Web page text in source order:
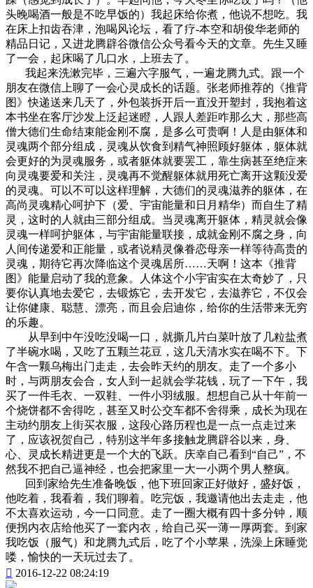
头晚喝酒一般是不吃早饭的）我起床给你煮，他说不想吃。我
在床上扣齿吞津，泡喝风论坛，看了疗-本空和胡俊华老师的
精品日记，又进龙腾辟谷微信公众号看今天的文章。先生又睡
了一会，起床喝了几口水，上班去了。
我起来洗漱完毕，三遍六字服气，一遍龙腾九式。跟一个
朋友在微信上聊了一会心灵成长的话题。张老师推荐的《推背
图》快递送来几天了，外包装拆开后一直没开塑封，我抱着这
本书坐在客厅沙发上泛起迷瞪，人跟人差距咋那么大，那些高
僧大德们生命结束能金刚不腐，是多么可贵啊！人是由躯体和
灵魂两个部分组成，灵魂从饮食到精气神照顾好躯体，躯体就
会更好的为灵魂服务，或者躯体就要罢工，靠生病甚至绝症来
向灵魂要爱和关注，灵魂再不觉醒躯体就用死亡离开这颗没爱
的灵魂。可以不可以这样理解，大德们的灵魂滋养的躯体，在
高尚灵魂精心呵护下（爱、宇宙能量和日月精华）而自生了精
灵，这时的人就由三部分组成。当灵魂离开躯体，精灵就会像
灵魂一样呵护躯体，与宇宙能量联接，成就金刚不腐之身，向
人间传递爱和正能量，或者说精灵像眷恋母亲一样等待高贵的
灵魂，期待它再次降临这个灵魂居所……天啊！这本《推背
图》能量启动了我的意象。人体这个小宇宙实在太奇妙了，只
要你认真地去爱它，去锻炼它，去开发它，去滋养它，不仅会
让你健康、聪慧、漂亮，而且会启迪你，给你的生活带来无穷
的乐趣。
从早到中午没吃没喝一口，就撕几片白菜叶放了几粒盐煮
了半碗水喝，又吃了五颗兰花豆，这几天清水实在喝不下。下
午含一颗乌梅出门走走，去会昨天约的朋友。走了一个多小
时，与两朋友会合，女人到一起就会学花钱，玩了一下午，我
买了一件毛衣、一双鞋、一件小羽绒服。想想自己从十年前一
个烧饼都不舍得吃，甚至又时公交车都不舍得乘，成长为现在
主动约朋友上街买衣服，这段心路历程也是一点一点走过来
了，应该祝贺自己，特别这半年多接触龙腾辟谷以来，身、
心、灵成长精进更是一个大的飞跃。庆幸自己看到“自己”，不
然我不把自己逼神经，也会把家里一大一小两个男人整疯。
回到家给先生准备晚饭，他下班回家正好做好，盛好饭，
他吃着，我看着，我们聊着。吃完饭，我邀请他出去走走，他
不太喜欢运动，今一口同意。走了一圈大概有四十多分钟，顺
便拐内衣店给他买了一套内衣，给自己买一薄一厚两套。到家
我吃饭（服气）和龙腾九式后，吃了个小苹果，洗澡上床睡觉
喽，愉快的一天玩过去了。
 2016-12-22 08:24:19